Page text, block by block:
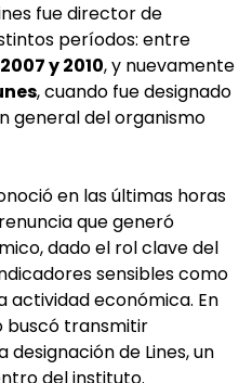
fue director de
períodos: entre
2007 y 2010, y nuevamente
, cuando fue designado
general del organismo
en las últimas horas
que generó
dado el rol clave del
sensibles como
actividad económica. En
buscó transmitir
de Lines, un